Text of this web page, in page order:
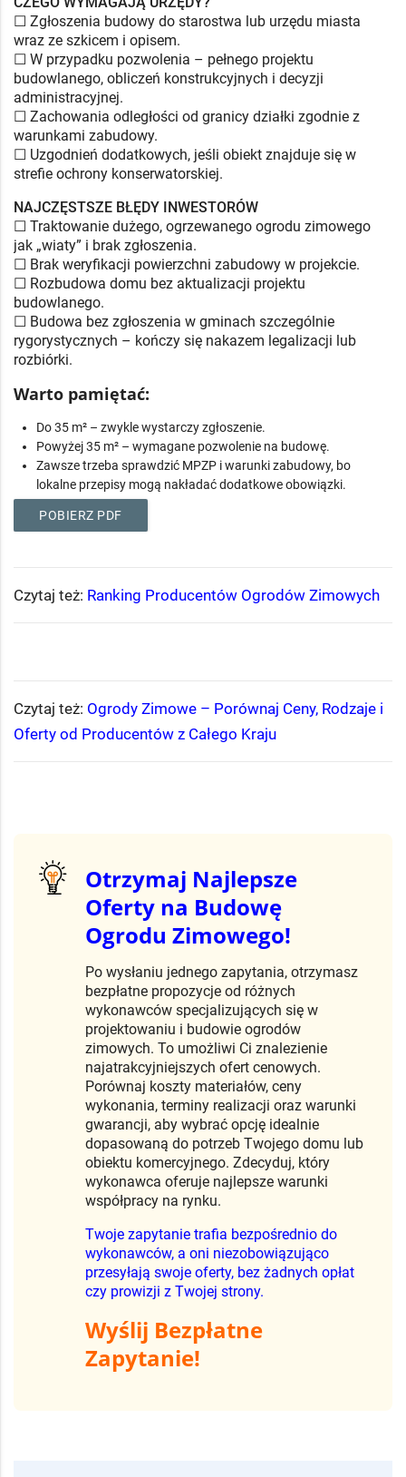
☐ Zgłoszenia budowy do starostwa lub urzędu miasta
wraz ze szkicem i opisem.
☐ W przypadku pozwolenia – pełnego projektu
budowlanego, obliczeń konstrukcyjnych i decyzji
administracyjnej.
☐ Zachowania odległości od granicy działki zgodnie z
warunkami zabudowy.
☐ Uzgodnień dodatkowych, jeśli obiekt znajduje się w
strefie ochrony konserwatorskiej.
NAJCZĘSTSZE BŁĘDY INWESTORÓW
☐ Traktowanie dużego, ogrzewanego ogrodu zimowego
jak „wiaty” i brak zgłoszenia.
☐ Brak weryfikacji powierzchni zabudowy w projekcie.
☐ Rozbudowa domu bez aktualizacji projektu
budowlanego.
☐ Budowa bez zgłoszenia w gminach szczególnie
rygorystycznych – kończy się nakazem legalizacji lub
rozbiórki.
Warto pamiętać:
Do 35 m² – zwykle wystarczy zgłoszenie.
Powyżej 35 m² – wymagane pozwolenie na budowę.
Zawsze trzeba sprawdzić MPZP i warunki zabudowy, bo
lokalne przepisy mogą nakładać dodatkowe obowiązki.
POBIERZ PDF
Czytaj też: Ranking Producentów Ogrodów Zimowych
Czytaj też: Ogrody Zimowe – Porównaj Ceny, Rodzaje i
Oferty od Producentów z Całego Kraju​
Otrzymaj Najlepsze
Oferty na Budowę
Ogrodu Zimowego!
Po wysłaniu jednego zapytania, otrzymasz
bezpłatne propozycje od różnych
wykonawców specjalizujących się w
projektowaniu i budowie ogrodów
zimowych. To umożliwi Ci znalezienie
najatrakcyjniejszych ofert cenowych.
Porównaj koszty materiałów, ceny
wykonania, terminy realizacji oraz warunki
gwarancji, aby wybrać opcję idealnie
dopasowaną do potrzeb Twojego domu lub
obiektu komercyjnego. Zdecyduj, który
wykonawca oferuje najlepsze warunki
współpracy na rynku.
Twoje zapytanie trafia bezpośrednio do
wykonawców, a oni niezobowiązująco
przesyłają swoje oferty, bez żadnych opłat
czy prowizji z Twojej strony.
Wyślij Bezpłatne
Zapytanie!